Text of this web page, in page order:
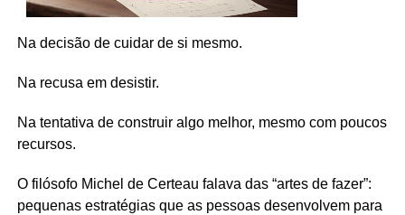
Na decisão de cuidar de si mesmo.
Na recusa em desistir.
Na tentativa de construir algo melhor, mesmo com poucos
recursos.
O filósofo Michel de Certeau falava das “artes de fazer”:
pequenas estratégias que as pessoas desenvolvem para